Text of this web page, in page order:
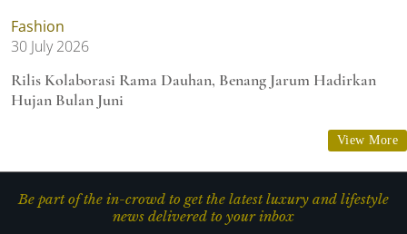
Fashion
30 July 2026
Rilis Kolaborasi Rama Dauhan, Benang Jarum Hadirkan
Hujan Bulan Juni
View More
Be part of the in-crowd to get the latest luxury and lifestyle
news delivered to your inbox